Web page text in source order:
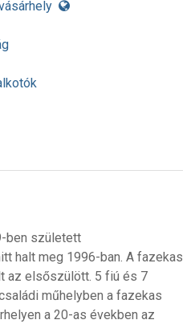
ben született
halt meg 1996-ban. A fazekas
az elsőszülött. 5 fiú és 7
műhelyben a fazekas
a 20-as években az